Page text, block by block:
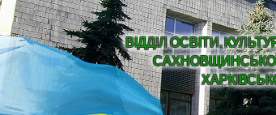
ВІДДІЛ ОСВІТИ,